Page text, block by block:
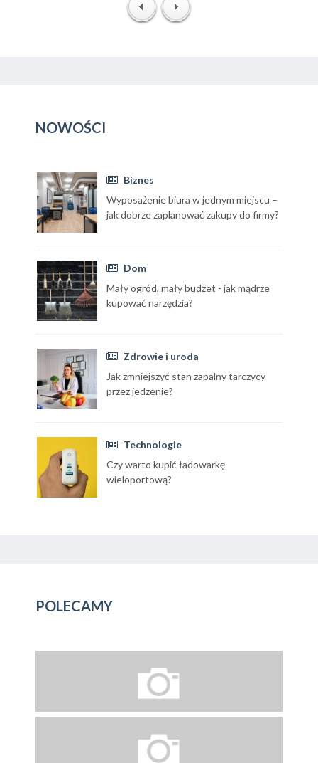
NOWOŚCI
Biznes
Wyposażenie biura w jednym miejscu –
jak dobrze zaplanować zakupy do firmy?
Dom
Mały ogród, mały budżet - jak mądrze
kupować narzędzia?
Zdrowie i uroda
Jak zmniejszyć stan zapalny tarczycy
przez jedzenie?
Technologie
Czy warto kupić ładowarkę
wieloportową?
POLECAMY